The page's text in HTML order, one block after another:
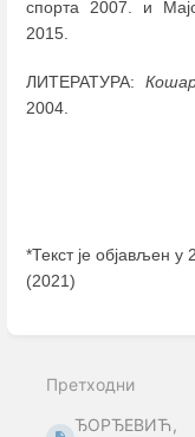
спорта 2007. и
2015.
ЛИТЕРАТУРА:
2004.
*Текст је објављен
(2021)
mode
Претходни
ЂОРЂЕВИЋ,